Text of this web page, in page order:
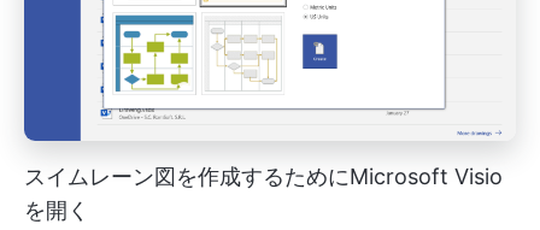
スイムレーン図を作成するためにMicrosoft Visio
を開く